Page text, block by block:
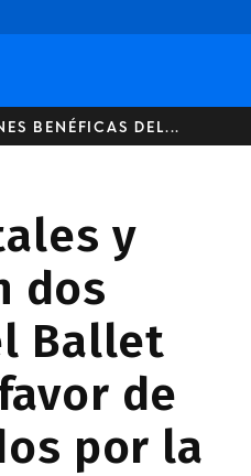
BENÉFICAS DEL...
y
dos
Ballet
de
por la